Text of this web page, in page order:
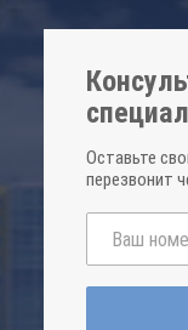
Оставьте
перезвонит